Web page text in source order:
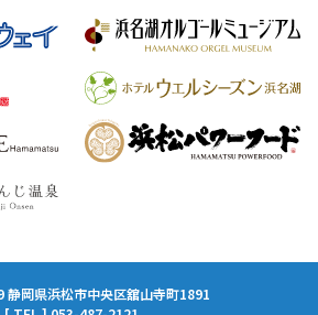
静岡県浜松市中央区舘山寺町1891